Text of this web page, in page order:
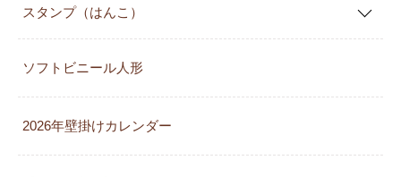
スタンプ（はんこ）
ソフトビニール人形
2026年壁掛けカレンダー